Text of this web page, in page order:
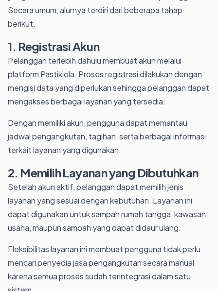
Secara umum, alurnya terdiri dari beberapa tahap
berikut.
1. Registrasi Akun
Pelanggan terlebih dahulu membuat akun melalui
platform Pastiklola. Proses registrasi dilakukan dengan
mengisi data yang diperlukan sehingga pelanggan dapat
mengakses berbagai layanan yang tersedia.
Dengan memiliki akun, pengguna dapat memantau
jadwal pengangkutan, tagihan, serta berbagai informasi
terkait layanan yang digunakan.
2. Memilih Layanan yang Dibutuhkan
Setelah akun aktif, pelanggan dapat memilih jenis
layanan yang sesuai dengan kebutuhan. Layanan ini
dapat digunakan untuk sampah rumah tangga, kawasan
usaha, maupun sampah yang dapat didaur ulang.
Fleksibilitas layanan ini membuat pengguna tidak perlu
mencari penyedia jasa pengangkutan secara manual
karena semua proses sudah terintegrasi dalam satu